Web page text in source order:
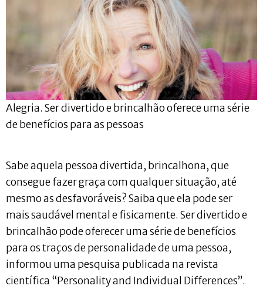
Alegria. Ser divertido e brincalhão oferece uma série
de benefícios para as pessoas
Sabe aquela pessoa divertida, brincalhona, que
consegue fazer graça com qualquer situação, até
mesmo as desfavoráveis? Saiba que ela pode ser
mais saudável mental e fisicamente. Ser divertido e
brincalhão pode oferecer uma série de benefícios
para os traços de personalidade de uma pessoa,
informou uma pesquisa publicada na revista
científica “Personality and Individual Differences”.